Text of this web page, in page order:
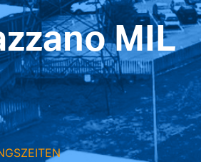
MIL